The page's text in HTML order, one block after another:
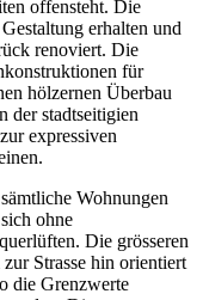
offensteht. Die
erhalten und
renoviert. Die
für
hölzernen Überbau
der stadtseitigien
expressiven
Wohnungen
ohne
Die grösseren
Strasse hin orientiert
die Grenzwerte